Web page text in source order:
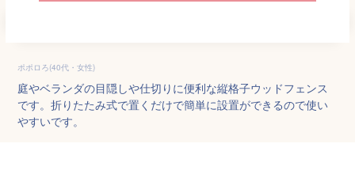
ポポロろ(40代・女性)
庭やベランダの目隠しや仕切りに便利な縦格子ウッドフェンス
です。折りたたみ式で置くだけで簡単に設置ができるので使い
やすいです。